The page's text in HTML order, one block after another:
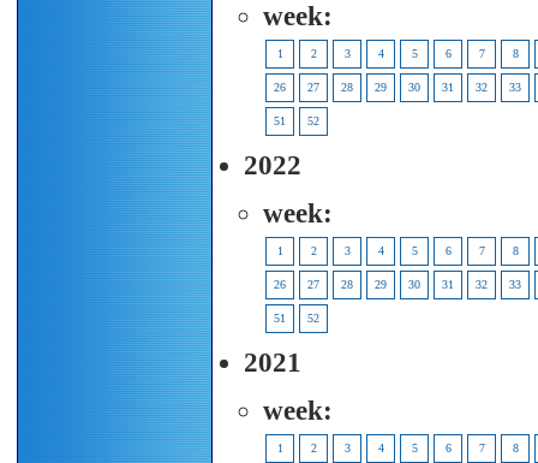
week:
1 2 3 4 5 6 7 8
26 27 28 29 30 31 32 33
51 52
2022
week:
1 2 3 4 5 6 7 8
26 27 28 29 30 31 32 33
51 52
2021
week:
1 2 3 4 5 6 7 8